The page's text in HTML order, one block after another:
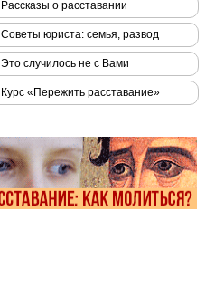
Рассказы о расставании
Советы юриста: семья, развод
Это случилось не с Вами
Курс «Пережить расставание»